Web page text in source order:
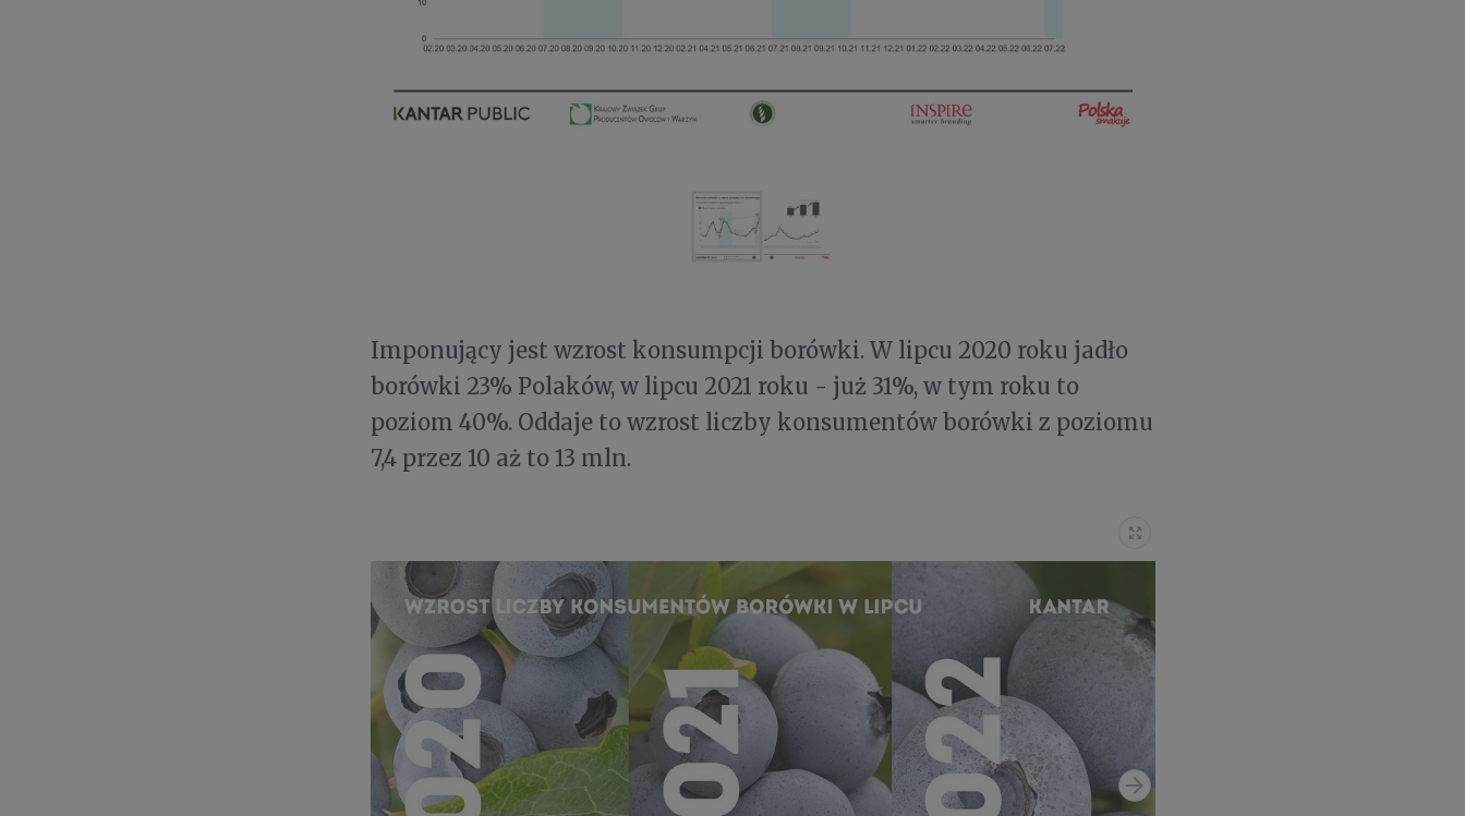
Imponujący jest wzrost konsumpcji borówki. W lipcu 2020 roku jadło
borówki 23% Polaków, w lipcu 2021 roku - już 31%, w tym roku to
poziom 40%. Oddaje to wzrost liczby konsumentów borówki z poziomu
7,4 przez 10 aż to 13 mln.